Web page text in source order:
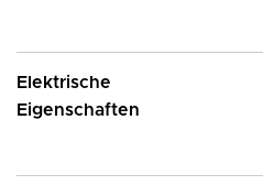
Elektrische
Eigenschaften